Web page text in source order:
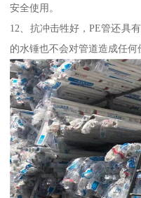
安全使用。
12、抗冲击牲好，PE管还具
的水锤也不会对管道造成任何